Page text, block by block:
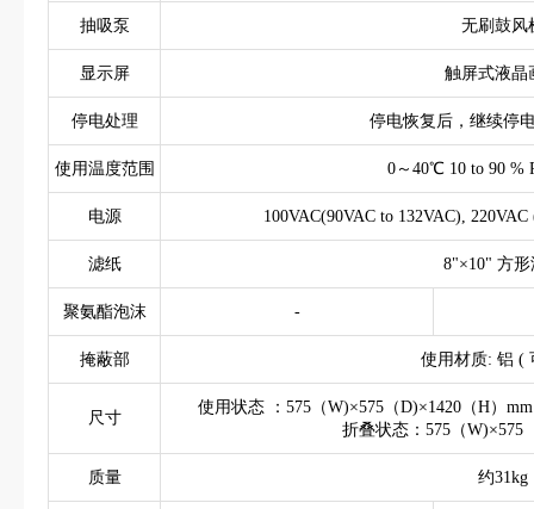
抽吸泵 无刷鼓风
显示屏 触屏式液晶
停电处理 停电恢复后，继续停
使用温度范围 0～40℃ 10 to 90 %
电源 100VAC(90VAC to 132VAC),
滤纸 8"×10" 方形
聚氨酯泡沫 -
掩蔽部 使用材质: 铝 (
尺寸
使用状态 ：575（W)×575（D)×1420（H）
折叠状态：575（W)×575
质量 约31kg